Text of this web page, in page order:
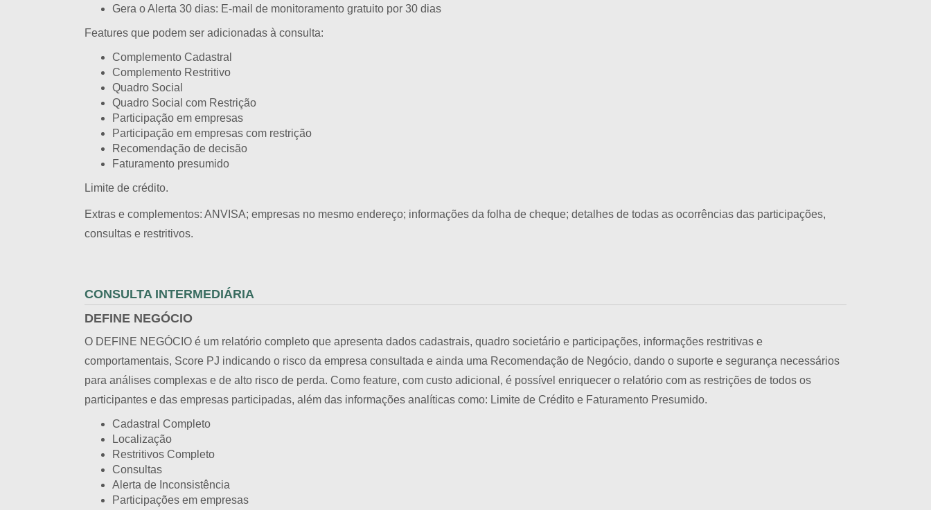
Gera o Alerta 30 dias: E-mail de monitoramento gratuito por 30 dias
Features que podem ser adicionadas à consulta:
Complemento Cadastral
Complemento Restritivo
Quadro Social
Quadro Social com Restrição
Participação em empresas
Participação em empresas com restrição
Recomendação de decisão
Faturamento presumido
Limite de crédito.
Extras e complementos: ANVISA; empresas no mesmo endereço; informações da folha de cheque; detalhes de todas as ocorrências das participações,
consultas e restritivos.
CONSULTA INTERMEDIÁRIA
DEFINE NEGÓCIO
O DEFINE NEGÓCIO é um relatório completo que apresenta dados cadastrais, quadro societário e participações, informações restritivas e
comportamentais, Score PJ indicando o risco da empresa consultada e ainda uma Recomendação de Negócio, dando o suporte e segurança necessários
para análises complexas e de alto risco de perda. Como feature, com custo adicional, é possível enriquecer o relatório com as restrições de todos os
participantes e das empresas participadas, além das informações analíticas como: Limite de Crédito e Faturamento Presumido.
Cadastral Completo
Localização
Restritivos Completo
Consultas
Alerta de Inconsistência
Participações em empresas